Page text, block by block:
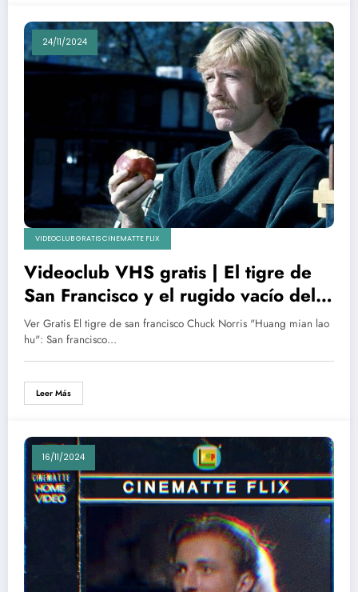
24/11/2024
VIDEOCLUB GRATIS CINEMATTE FLIX
Videoclub VHS gratis | El tigre de
San Francisco y el rugido vacío del
cine marcial perdido de Chuck
Norris
Ver Gratis El tigre de san francisco Chuck Norris "Huang mian lao
hu": San francisco…
Leer Más
16/11/2024